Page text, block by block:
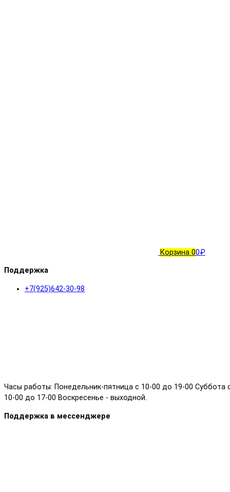
Корзина 00₽
Поддержка
+7(925)642-30-98
Часы работы: Понедельник-пятница с 10-00 до 19-00 Суббота
10-00 до 17-00 Воскресенье - выходной.
Поддержка в мессенджере